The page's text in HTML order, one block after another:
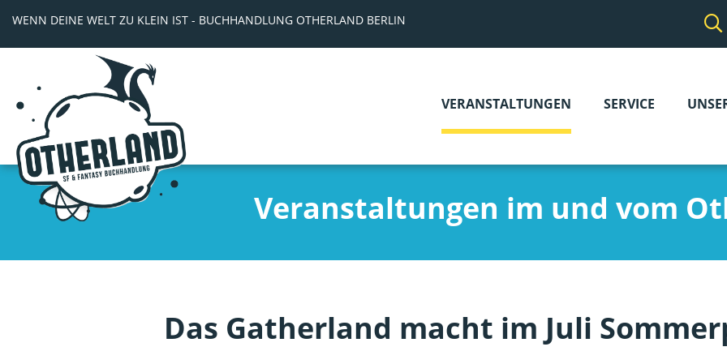
WENN DEINE WELT ZU KLEIN IST - BUCHHANDLUNG OTHERLAND BERLIN
überspringen
VERANSTALTUNGEN SERVICE
Veranstaltungen im und vom
Das Gatherland macht im Juli